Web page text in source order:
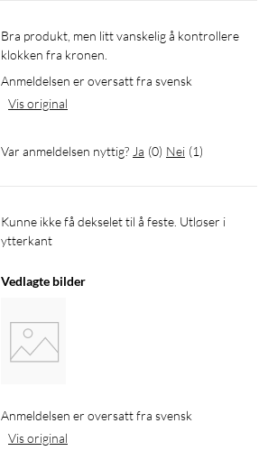
Bra produkt, men litt vanskelig å kontrollere
klokken fra kronen.
Anmeldelsen er oversatt fra svensk
Vis original
Var anmeldelsen nyttig? Ja (0) Nei (1)
Kunne ikke få dekselet til å feste. Utløser i
ytterkant
Vedlagte bilder
Anmeldelsen er oversatt fra svensk
Vis original